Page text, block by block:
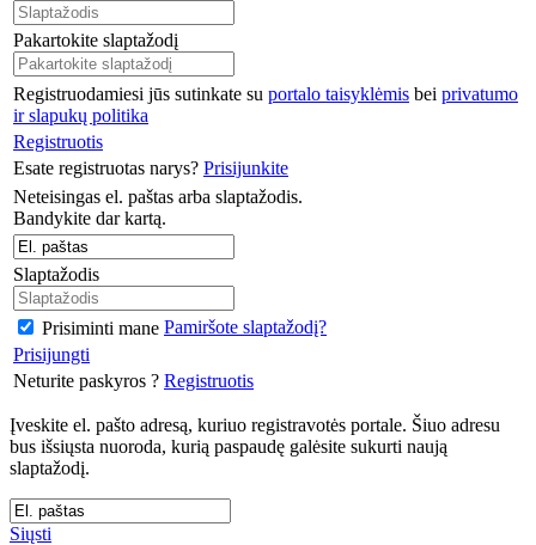
Pakartokite slaptažodį
Registruodamiesi jūs sutinkate su portalo taisyklėmis bei privatumo
ir slapukų politika
Registruotis
Esate registruotas narys? Prisijunkite
Neteisingas el. paštas arba slaptažodis.
Bandykite dar kartą.
Slaptažodis
Prisiminti mane Pamiršote slaptažodį?
Prisijungti
Neturite paskyros ? Registruotis
Įveskite el. pašto adresą, kuriuo registravotės portale. Šiuo adresu
bus išsiųsta nuoroda, kurią paspaudę galėsite sukurti naują
slaptažodį.
Siųsti